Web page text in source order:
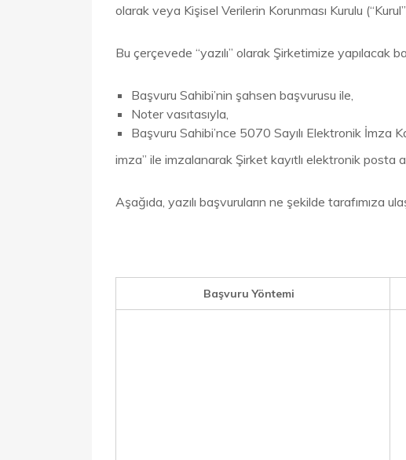
olarak veya Kişisel Verilerin Korunması Kurulu
Bu çerçevede “yazılı” olarak Şirketimize yapılacak
Başvuru Sahibi’nin şahsen başvurusu ile,
Noter vasıtasıyla,
Başvuru Sahibi’nce 5070 Sayılı Elektronik İmza
imza” ile imzalanarak Şirket kayıtlı elektronik posta
Aşağıda, yazılı başvuruların ne şekilde tarafımıza
Başvuru Yöntemi